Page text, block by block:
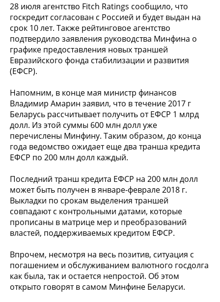
28 июля агентство Fitch Ratings сообщило, что
госкредит согласован с Россией и будет выдан на
срок 10 лет. Также рейтинговое агентство
подтвердило заявления руководства Минфина о
графике предоставления новых траншей
Евразийского фонда стабилизации и развития
(ЕФСР).
Напомним, в конце мая министр финансов
Владимир Амарин заявил, что в течение 2017 г
Беларусь рассчитывает получить от ЕФСР 1 млрд
долл. Из этой суммы 600 млн долл уже
перечислены Минфину. Таким образом, до конца
года ведомство ожидает еще два транша кредита
ЕФСР по 200 млн долл каждый.
Последний транш кредита ЕФСР на 200 млн долл
может быть получен в январе-феврале 2018 г.
Выкладки по срокам выделения траншей
совпадают с контрольными датами, которые
прописаны в матрице мер и преобразований
властей, поддерживаемых кредитом ЕФСР.
Впрочем, несмотря на весь позитив, ситуация с
погашением и обслуживанием валютного госдолга
как была, так и остается непростой. Об этом
открыто говорят в самом Минфине Беларуси.